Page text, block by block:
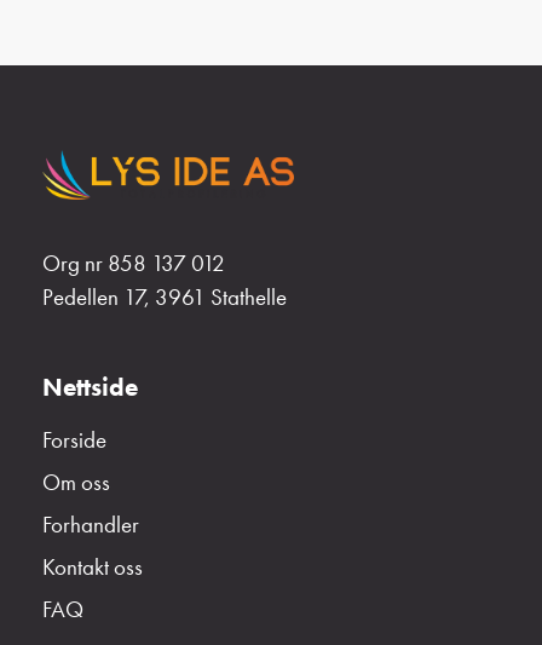
Org nr 858 137 012
Pedellen 17, 3961 Stathelle
Nettside
Forside
Om oss
Forhandler
Kontakt oss
FAQ